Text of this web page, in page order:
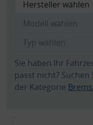
Sie haben Ihr
passt nicht?
der Kategorie